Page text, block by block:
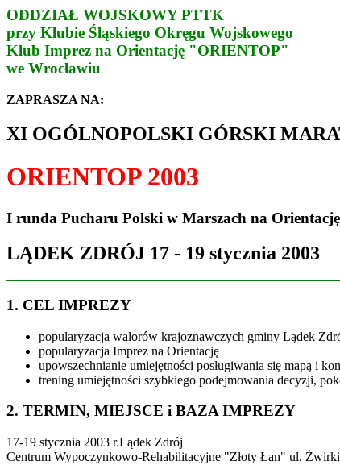
ODDZIAŁ WOJSKOWY PTTK
przy Klubie Śląskiego Okręgu Wojskowego
Klub Imprez na Orientację "ORIENTOP"
we Wrocławiu
ZAPRASZA NA:
XI OGÓLNOPOLSKI GÓRSKI
ORIENTOP 2003
I runda Pucharu Polski w Marszach na Orientację
LĄDEK ZDRÓJ 17 - 19 stycznia 2003
1. CEL IMPREZY
popularyzacja walorów krajoznawczych gminy Lądek
popularyzacja Imprez na Orientację
upowszechnianie umiejętności posługiwania się mapą i
trening umiejętności szybkiego podejmowania decyzji,
2. TERMIN, MIEJSCE i BAZA IMPREZY
17-19 stycznia 2003 r.Lądek Zdrój
Centrum Wypoczynkowo-Rehabilitacyjne "Złoty Łan" ul.